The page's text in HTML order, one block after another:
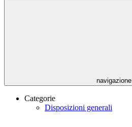
navigazione
Categorie
Disposizioni generali